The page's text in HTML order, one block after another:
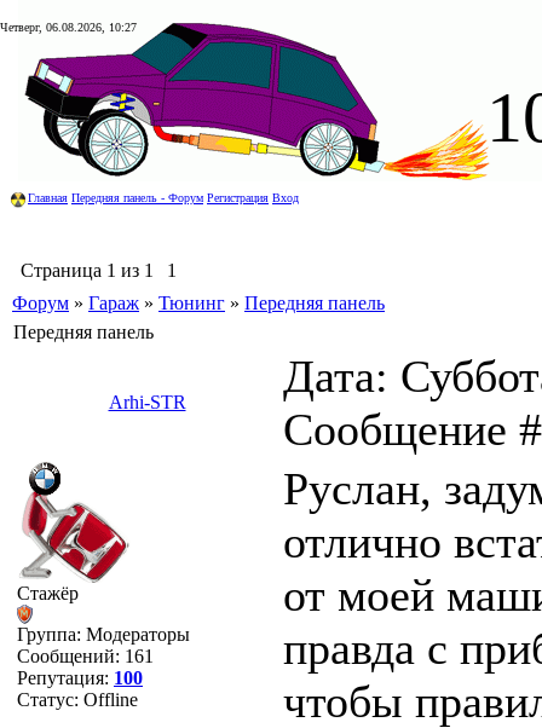
Четверг, 06.08.2026, 10:27
Главная Передняя панель - Форум Регистрация Вход
Страница 1 из 1
1
Форум » Гараж » Тюнинг » Передняя панель
Передняя панель
Arhi-STR
Дата:
Сообщение
Стажёр
Группа: Модераторы
Сообщений: 161
Репутация: 100
Статус: Offline
Руслан,
отлично
от моей
правда с
чтобы